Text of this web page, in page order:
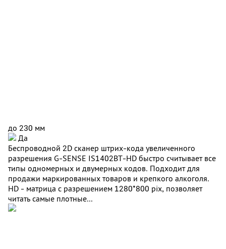
до 230 мм
Да
Беспроводной 2D сканер штрих-кода увеличенного
разрешения G-SENSE IS1402BT-HD быстро считывает все
типы одномерных и двумерных кодов. Подходит для
продажи маркированных товаров и крепкого алкоголя.
HD - матрица с разрешением 1280*800 pix, позволяет
читать самые плотные...